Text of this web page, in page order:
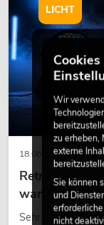
18.06.2026
Retro-Licht
warmes Licht
Sehr warmes
LICHT
Wir
zu erheben,
externe
Sie können
und
nicht